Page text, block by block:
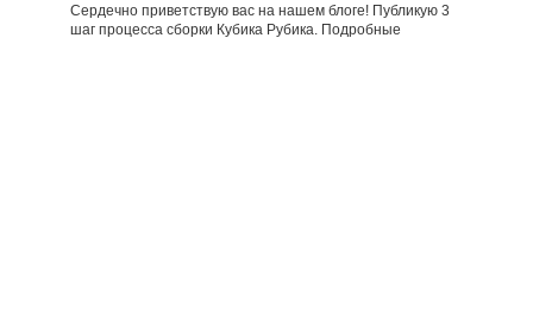
Сердечно приветствую вас на нашем блоге! Публикую 3
шаг процесса сборки Кубика Рубика. Подробные